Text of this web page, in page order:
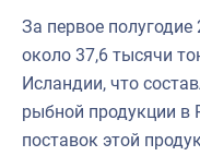
За первое
около 37,6 тысячи
Исландии, что
рыбной продукции в
поставок этой